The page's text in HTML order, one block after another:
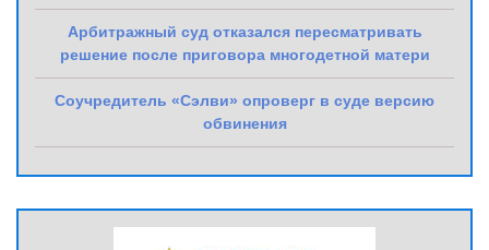
Арбитражный суд отказался пересматривать
решение после приговора многодетной матери
Соучредитель «Сэлви» опроверг в суде версию
обвинения